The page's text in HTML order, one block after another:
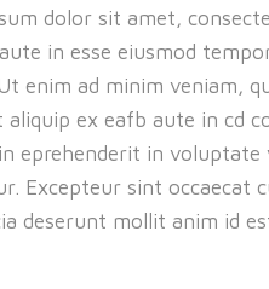
dolor sit amet,
in esse eiusmod
enim ad minim veniam,
ex eafb aute in cd
eprehenderit in voluptate
Excepteur sint occaecat
deserunt mollit anim id